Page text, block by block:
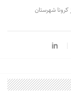
شهرستان